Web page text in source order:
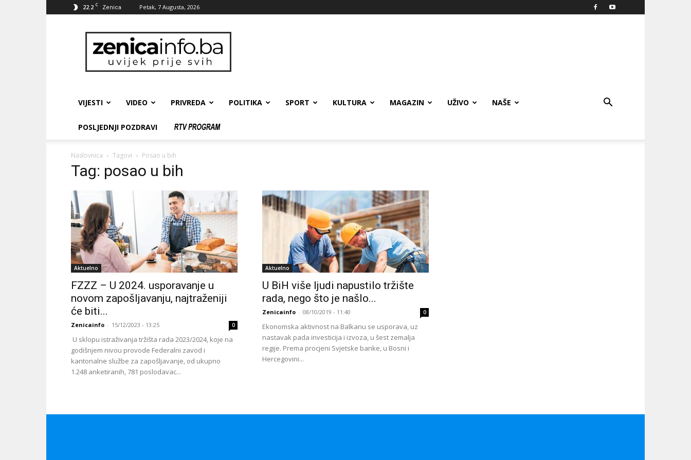
22.2 C Zenica Petak, 7 Augusta, 2026
zenicainfo.ba
VIJESTI VIDEO PRIVREDA POLITIKA SPORT KULTURA MAGAZIN UŽIVO NAŠE
POSLJEDNJI POZDRAVI
Naslovnica Tagovi Posao u bih
Tag: posao u bih
Aktuelno
FZZZ – U 2024. usporavanje u
novom zapošljavanju, najtraženiji
će biti...
Zenicainfo - 15/12/2023 - 13:25 0
U sklopu istraživanja tržišta rada 2023/2024, koje na
godišnjem nivou provode Federalni zavod i
kantonalne službe za zapošljavanje, od ukupno
1.248 anketiranih, 781 poslodavac...
Aktuelno
U BiH više ljudi napustilo tržište
rada, nego što je našlo...
Zenicainfo - 08/10/2019 - 11:40 0
Ekonomska aktivnost na Balkanu se usporava, uz
nastavak pada investicija i izvoza, u šest zemalja
regije. Prema procjeni Svjetske banke, u Bosni i
Hercegovini...